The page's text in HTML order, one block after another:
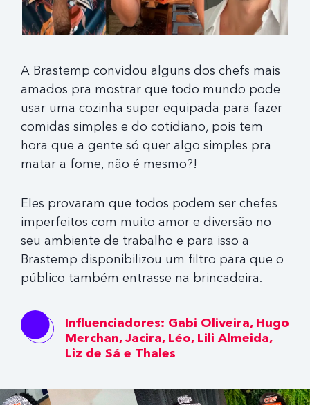
A Brastemp convidou alguns dos chefs mais
amados pra mostrar que todo mundo pode
usar uma cozinha super equipada para fazer
comidas simples e do cotidiano, pois tem
hora que a gente só quer algo simples pra
matar a fome, não é mesmo?!
Eles provaram que todos podem ser chefes
imperfeitos com muito amor e diversão no
seu ambiente de trabalho e para isso a
Brastemp disponibilizou um filtro para que o
público também entrasse na brincadeira.
Influenciadores: Gabi Oliveira, Hugo
Merchan, Jacira, Léo, Lili Almeida,
Liz de Sá e Thales